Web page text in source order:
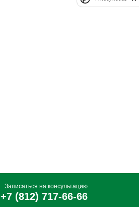
Записаться на консультацию
+7 (812) 717-66-66